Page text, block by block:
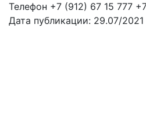
Телефон +7 (912) 67 15 777
Дата публикации: 29.07/2021